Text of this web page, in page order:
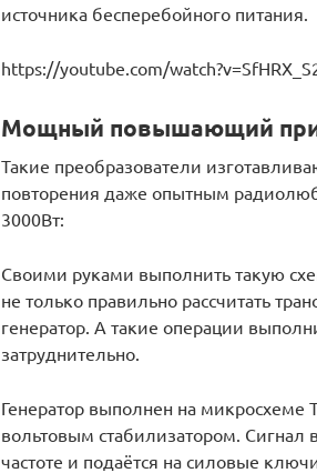
источника бесперебойного питания.
https://youtube.com/
Мощный повышающий
Такие преобразователи
повторения даже опытным
3000Вт:
Своими руками выполнить такую
не только правильно рассчитать
генератор. А такие операции
затруднительно.
Генератор выполнен на микросхеме
вольтовым стабилизатором. Сигнал
частоте и подаётся на силовые